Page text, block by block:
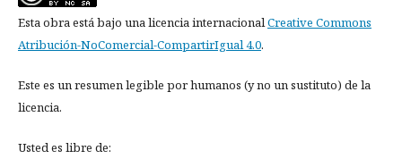
Esta obra está bajo una licencia internacionalCreative Commons
Atribución-NoComercial-CompartirIgual 4.0.
Este es un resumen legible por humanos (y no un sustituto) de la
licencia.
Usted es libre de: